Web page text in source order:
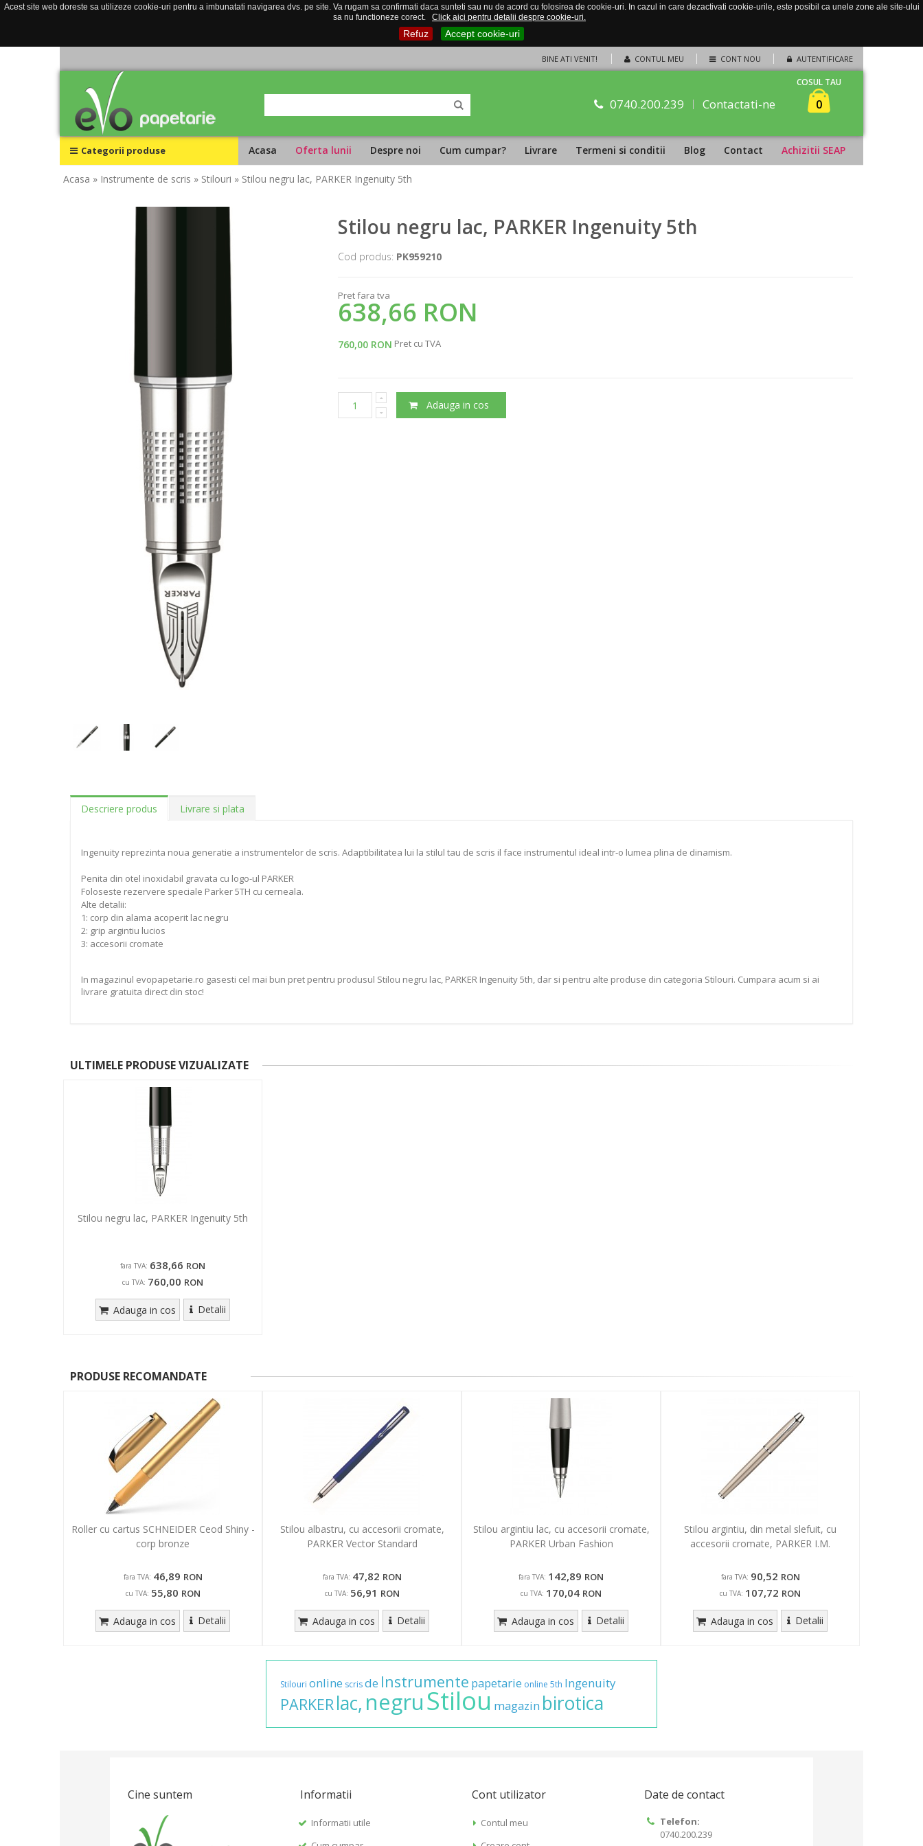
Acest site web doreste sa utilizeze cookie-uri pentru a imbunatati navigarea dvs. pe site. Va rugam sa confirmati daca sunteti sau nu de acord cu folosirea de cookie-uri. In cazul in care dezactivati cookie-urile, este posibil ca unele zone ale site-ului
sa nu functioneze corect.
Click aici pentru detalii despre cookie-uri.
Refuz Accept cookie-uri
CONTUL MEU CONT NOU AUTENTIFICARE
BINE ATI VENIT!
0740.200.239 Contactati-ne
COSUL TAU
0
Categorii produse Acasa Oferta lunii Despre noi Cum cumpar? Livrare Termeni si conditii Blog Contact Achizitii SEAP
Acasa » Instrumente de scris » Stilouri » Stilou negru lac, PARKER Ingenuity 5th
Stilou negru lac, PARKER Ingenuity 5th
Cod produs: PK959210
Pret fara tva
638,66 RON
760,00 RON Pret cu TVA
Adauga in cos
Descriere produs Livrare si plata
Ingenuity reprezinta noua generatie a instrumentelor de scris. Adaptibilitatea lui la stilul tau de scris il face instrumentul ideal intr-o lumea plina de dinamism.
Penita din otel inoxidabil gravata cu logo-ul PARKER
Foloseste rezervere speciale Parker 5TH cu cerneala.
Alte detalii:
1: corp din alama acoperit lac negru
2: grip argintiu lucios
3: accesorii cromate
In magazinul evopapetarie.ro gasesti cel mai bun pret pentru produsul Stilou negru lac, PARKER Ingenuity 5th, dar si pentru alte produse din categoria Stilouri. Cumpara acum si ai
livrare gratuita direct din stoc!
ULTIMELE PRODUSE VIZUALIZATE
Stilou negru lac, PARKER Ingenuity 5th
fara TVA: 638,66 RON
cu TVA: 760,00 RON
Adauga in cos Detalii
PRODUSE RECOMANDATE
Roller cu cartus SCHNEIDER Ceod Shiny -
corp bronze
fara TVA: 46,89 RON
cu TVA: 55,80 RON
Adauga in cos Detalii
Stilou albastru, cu accesorii cromate,
PARKER Vector Standard
fara TVA: 47,82 RON
cu TVA: 56,91 RON
Adauga in cos Detalii
Stilou argintiu lac, cu accesorii cromate,
PARKER Urban Fashion
fara TVA: 142,89 RON
cu TVA: 170,04 RON
Adauga in cos Detalii
Stilou argintiu, din metal slefuit, cu
accesorii cromate, PARKER I.M.
fara TVA: 90,52 RON
cu TVA: 107,72 RON
Adauga in cos Detalii
Stilouri online scrisde Instrumente papetarie online 5th Ingenuity
PARKERlac, negruStilou magazin birotica
Cine suntem Informatii
Informatii utile
Cont utilizator
Contul meu
Date de contact
Telefon:
0740.200.239